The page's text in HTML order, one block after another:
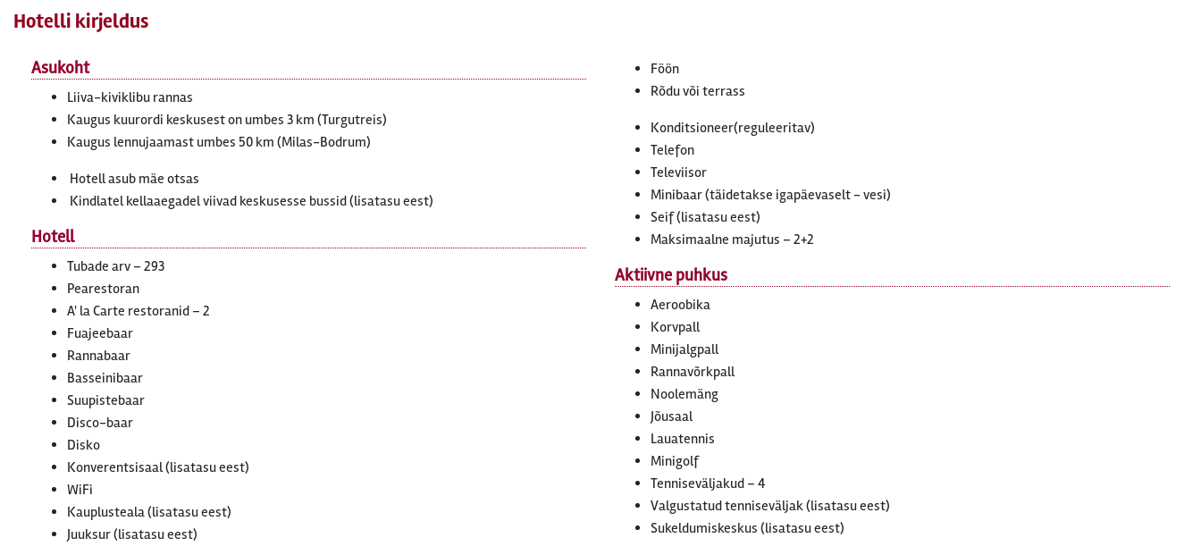
Hotelli kirjeldus
Asukoht
Liiva-kiviklibu rannas
Kaugus kuurordi keskusest on umbes 3 km (Turgutreis)
Kaugus lennujaamast umbes 50 km (Milas-Bodrum)
Hotell asub mäe otsas
Kindlatel kellaaegadel viivad keskusesse bussid (lisatasu eest)
Hotell
Tubade arv – 293
Pearestoran
A' la Carte restoranid – 2
Fuajeebaar
Rannabaar
Basseinibaar
Suupistebaar
Disco-baar
Disko
Konverentsisaal (lisatasu eest)
WiFi
Kauplusteala (lisatasu eest)
Juuksur (lisatasu eest)
Föön
Rõdu või terrass
Konditsioneer(reguleeritav)
Telefon
Televiisor
Minibaar (täidetakse igapäevaselt - vesi)
Seif (lisatasu eest)
Maksimaalne majutus – 2+2
Aktiivne puhkus
Aeroobika
Korvpall
Minijalgpall
Rannavõrkpall
Noolemäng
Jõusaal
Lauatennis
Minigolf
Tenniseväljakud – 4
Valgustatud tenniseväljak (lisatasu eest)
Sukeldumiskeskus (lisatasu eest)